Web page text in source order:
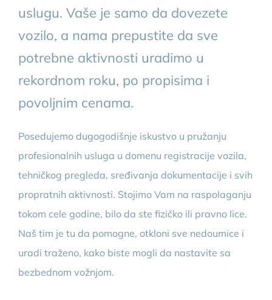
uslugu. Vaše je samo da dovezete
vozilo, a nama prepustite da sve
potrebne aktivnosti uradimo u
rekordnom roku, po propisima i
povoljnim cenama.
Posedujemo dugogodišnje iskustvo u pružanju
profesionalnih usluga u domenu registracije vozila,
tehničkog pregleda, sređivanja dokumentacije i svih
propratnih aktivnosti. Stojimo Vam na raspolaganju
tokom cele godine, bilo da ste fizičko ili pravno lice.
Naš tim je tu da pomogne, otkloni sve nedoumice i
uradi traženo, kako biste mogli da nastavite sa
bezbednom vožnjom.